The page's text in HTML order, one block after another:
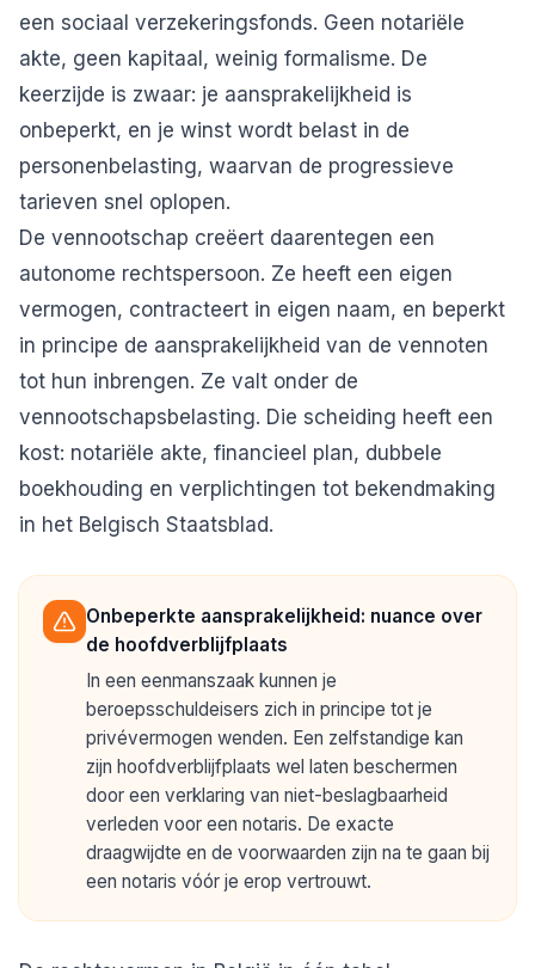
een sociaal verzekeringsfonds. Geen notariële
akte, geen kapitaal, weinig formalisme. De
keerzijde is zwaar: je aansprakelijkheid is
onbeperkt, en je winst wordt belast in de
personenbelasting, waarvan de progressieve
tarieven snel oplopen.
De vennootschap creëert daarentegen een
autonome rechtspersoon. Ze heeft een eigen
vermogen, contracteert in eigen naam, en beperkt
in principe de aansprakelijkheid van de vennoten
tot hun inbrengen. Ze valt onder de
vennootschapsbelasting. Die scheiding heeft een
kost: notariële akte, financieel plan, dubbele
boekhouding en verplichtingen tot bekendmaking
in het Belgisch Staatsblad.
Onbeperkte aansprakelijkheid: nuance over
de hoofdverblijfplaats
In een eenmanszaak kunnen je
beroepsschuldeisers zich in principe tot je
privévermogen wenden. Een zelfstandige kan
zijn hoofdverblijfplaats wel laten beschermen
door een verklaring van niet-beslagbaarheid
verleden voor een notaris. De exacte
draagwijdte en de voorwaarden zijn na te gaan bij
een notaris vóór je erop vertrouwt.